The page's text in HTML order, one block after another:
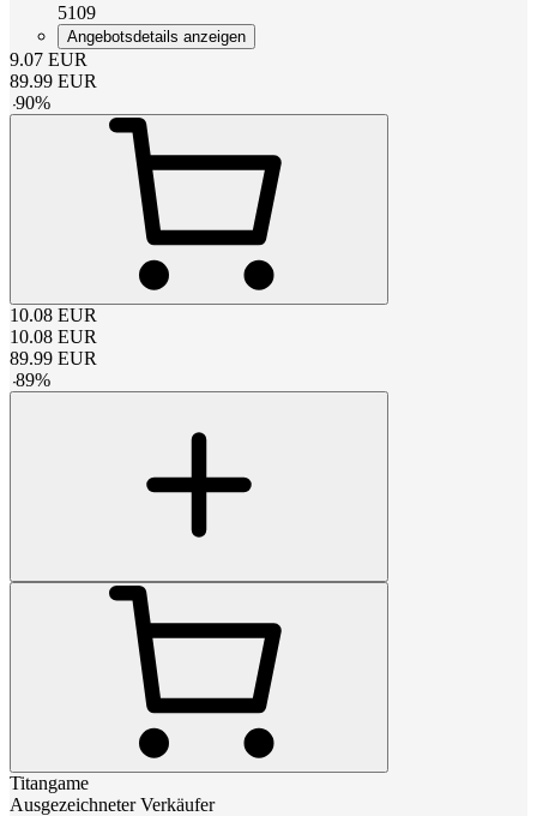
5109
Angebotsdetails anzeigen
9.07 EUR
89.99 EUR
-90%
10.08 EUR
10.08 EUR
89.99 EUR
-89%
Titangame
Ausgezeichneter Verkäufer